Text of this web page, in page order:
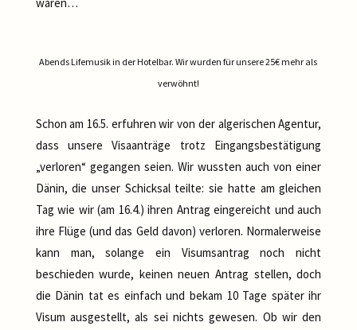
Abends Lifemusik in der Hotelbar. Wir wurden für unsere 25€ mehr als
verwöhnt!
Schon am 16.5. erfuhren wir von der algerischen Agentur,
dass unsere Visaanträge trotz Eingangsbestätigung
„verloren“ gegangen seien. Wir wussten auch von einer
Dänin, die unser Schicksal teilte: sie hatte am gleichen
Tag wie wir (am 16.4.) ihren Antrag eingereicht und auch
ihre Flüge (und das Geld davon) verloren. Normalerweise
kann man, solange ein Visumsantrag noch nicht
beschieden wurde, keinen neuen Antrag stellen, doch
die Dänin tat es einfach und bekam 10 Tage später ihr
Visum ausgestellt, als sei nichts gewesen. Ob wir den